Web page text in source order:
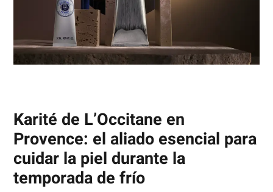
Karité de L’Occitane en
Provence: el aliado esencial para
cuidar la piel durante la
temporada de frío